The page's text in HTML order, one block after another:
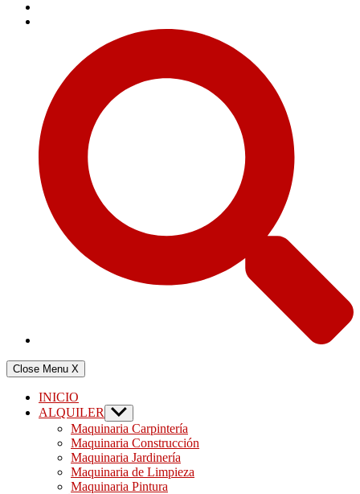
Close Menu X
INICIO
ALQUILER
Show
sub
menu
Maquinaria Carpintería
Maquinaria Construcción
Maquinaria Jardinería
Maquinaria de Limpieza
Maquinaria Pintura